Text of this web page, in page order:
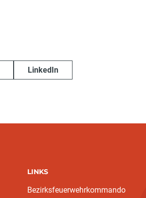
LinkedIn
LINKS
Bezirksfeuerwehrkommando